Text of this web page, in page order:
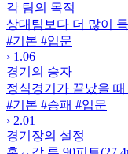
각 팀의 목적
상대팀보다 더 많이
#기본 #입문
› 1.06
경기의 승자
정식경기가 끝났을
#기본 #승패 #입문
› 2.01
경기장의 설정